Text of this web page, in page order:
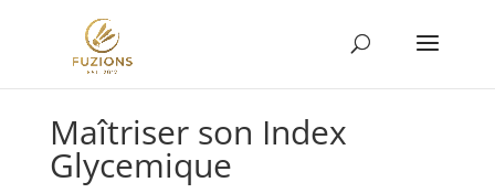
Maîtriser son Index
Glycemique